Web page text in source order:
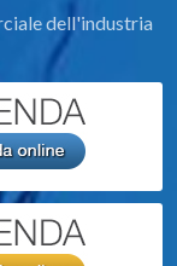
dell'industria